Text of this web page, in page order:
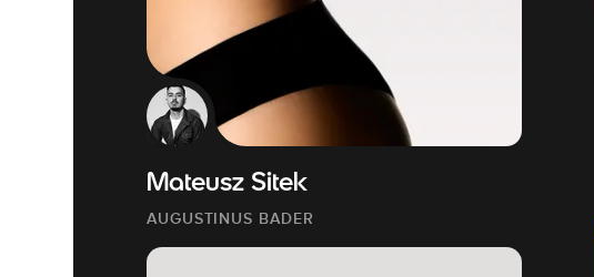
Mateusz Sitek
AUGUSTINUS BADER